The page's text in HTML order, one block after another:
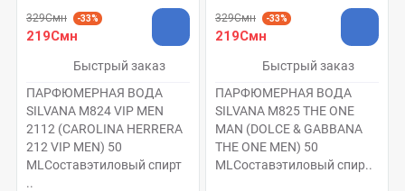
329Смн -33%
219Смн
Быстрый заказ
ПАРФЮМЕРНАЯ ВОДА
SILVANA M824 VIP MEN
2112 (CAROLINA HERRERA
212 VIP MEN) 50
MLСоставэтиловый спирт
..
329Смн -33%
219Смн
Быстрый заказ
ПАРФЮМЕРНАЯ ВОДА
SILVANA M825 THE ONE
MAN (DOLCE & GABBANA
THE ONE MEN) 50
MLСоставэтиловый спир..